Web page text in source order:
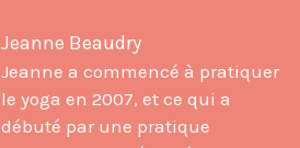
Jeanne Beaudry
Jeanne a commencé à pratiquer
le yoga en 2007, et ce qui a
débuté par une pratique